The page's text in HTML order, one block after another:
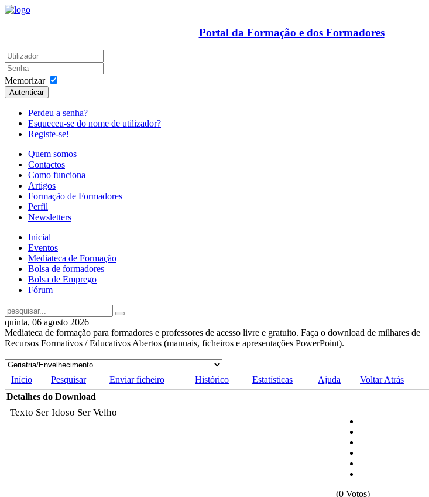
Portal da Formação e dos Formadores
Memorizar
Autenticar
Perdeu a senha?
Esqueceu-se do nome de utilizador?
Registe-se!
Quem somos
Contactos
Como funciona
Artigos
Formação de Formadores
Perfil
Newsletters
Inicial
Eventos
Mediateca de Formação
Bolsa de formadores
Bolsa de Emprego
Fórum
quinta, 06 agosto 2026
Mediateca de formação para formadores e professores de acesso livre e gratuito. Faça o download de milhares de
Recursos Formativos / Educativos Abertos (manuais, ficheiros e apresentações PowerPoint).
Início Pesquisar Enviar ficheiro Histórico Estatísticas Ajuda
Voltar Atrás
Detalhes do Download
Texto Ser Idoso Ser Velho
(0 Votos)